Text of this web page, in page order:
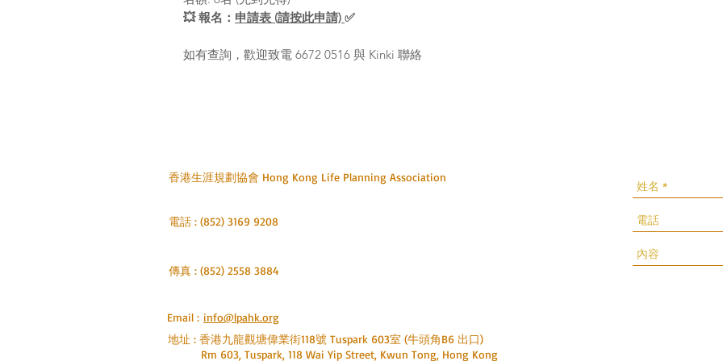
💥 報名： 申請表 (請按此申請) ✅
如有查詢，歡迎致電 6672 0516 與 Kinki 聯絡
香港生涯規劃協會 Hong Kong Life Planning Association
​電話 : (852) 3169 9208
​傳真 : (852) 2558 3884
Email : info@lpahk.org
地址 : 香港九龍觀塘偉業街118號 Tuspark 603室 (牛頭角B6 出口)
Rm 603, Tuspark, 118 Wai Yip Street, Kwun Tong, Hong Kong